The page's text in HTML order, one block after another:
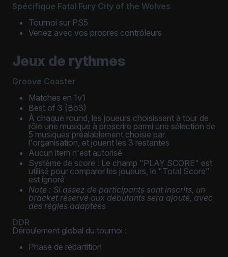
Spécifique Fatal Fury City of the Wolves
Tournoi sur PS5
Venez avec vos propres contrôleurs
Jeux de rythmes
Groove Coaster
Matches en 1v1
Best of 3 (Bo3)
À chaque round, les joueurs choisissent à tour de
rôle une musique à proscrire parmi une sélection de
5 musiques préalablement choisie par
l'organisation, et jouent les 3 restantes
Aucun item n'est autorisé
Système de score : Le champ "PLAY SCORE" est
utilisé pour comparer les joueurs, le "Total Score"
est ignoré
Note : Si assez de participants sont inscrits, un
bracket réservé aux débutants sera ajouté, avec
des règles adaptées
DDR
Déroulement global du tournoi :
Phase de répartition